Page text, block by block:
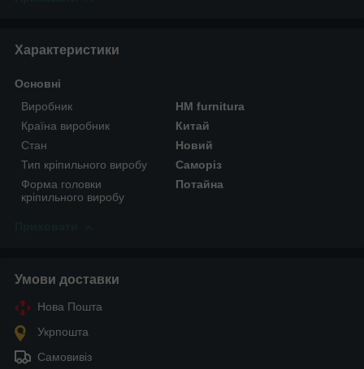
Характеристики
Основні
Виробник
HM furnitura
Країна виробник
Китай
Стан
Новий
Тип кріпильного виробу
Саморіз
Форма головки
кріпильного виробу
Потайна
Умови доставки
Нова Пошта
Укрпошта
Самовивіз